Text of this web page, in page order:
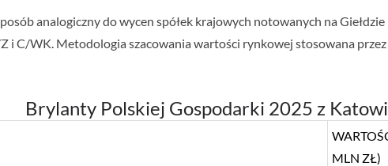
analogiczny do wycen spółek krajowych notowanych na
i C/WK. Metodologia szacowania wartości rynkowej stosowana
Brylanty Polskiej Gospodarki 2025 z
MLN ZŁ)